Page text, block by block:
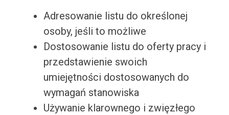
Adresowanie listu do określonej
osoby, jeśli to możliwe
Dostosowanie listu do oferty pracy i
przedstawienie swoich
umiejętności dostosowanych do
wymagań stanowiska
Używanie klarownego i zwięzłego